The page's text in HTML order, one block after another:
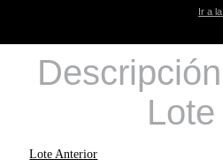
Ir a
Lote Anterior